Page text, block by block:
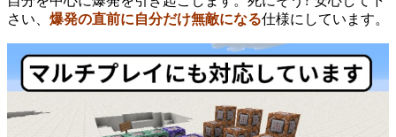
さい、 爆発の直前に自分だけ無敵になる仕様にしています。